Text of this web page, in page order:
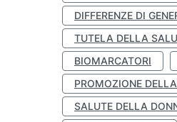
DIFFERENZE DI
TUTELA DELLA
BIOMARCATORI
PROMOZIONE
SALUTE DELLA